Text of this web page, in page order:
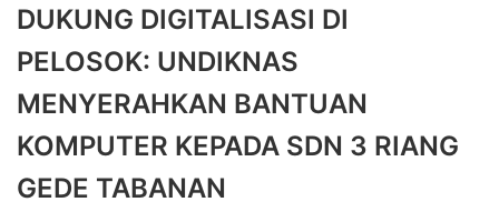
DUKUNG DIGITALISASI DI
PELOSOK: UNDIKNAS
MENYERAHKAN BANTUAN
KOMPUTER KEPADA SDN 3 RIANG
GEDE TABANAN